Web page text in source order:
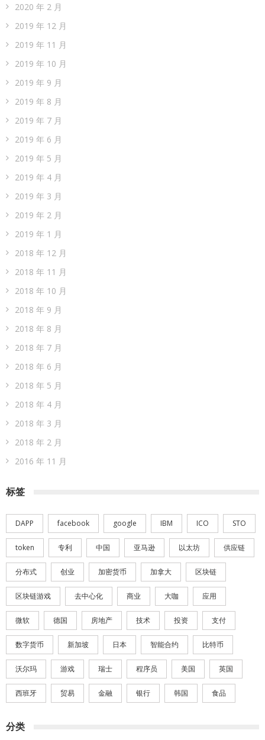
2020 年 2 月
2019 年 12 月
2019 年 11 月
2019 年 10 月
2019 年 9 月
2019 年 8 月
2019 年 7 月
2019 年 6 月
2019 年 5 月
2019 年 4 月
2019 年 3 月
2019 年 2 月
2019 年 1 月
2018 年 12 月
2018 年 11 月
2018 年 10 月
2018 年 9 月
2018 年 8 月
2018 年 7 月
2018 年 6 月
2018 年 5 月
2018 年 4 月
2018 年 3 月
2018 年 2 月
2016 年 11 月
标签
DAPP facebook google IBM ICO STO
token 专利 中国 亚马逊 以太坊 供应链
分布式 创业 加密货币 加拿大 区块链
区块链游戏 去中心化 商业 大咖 应用
微软 德国 房地产 技术 投资 支付
数字货币 新加坡 日本 智能合约 比特币
沃尔玛 游戏 瑞士 程序员 美国 英国
西班牙 贸易 金融 银行 韩国 食品
分类